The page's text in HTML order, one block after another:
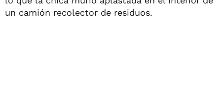
un camión recolector de residuos.